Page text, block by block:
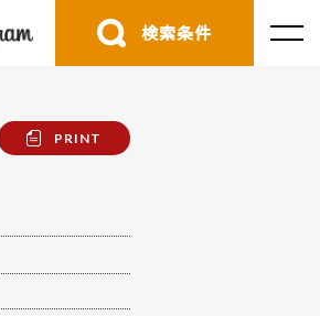
検索条件
PRINT